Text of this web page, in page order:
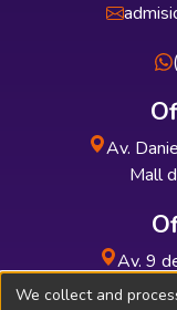
Av.
Mall
Av. 9
We collect and